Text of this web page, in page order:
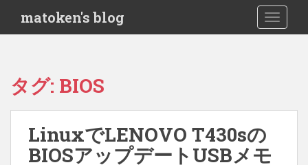
i
matoken's blog
タグ: BIOS
LinuxでLENOVO T430sの
BIOSアップデートUSBメモ